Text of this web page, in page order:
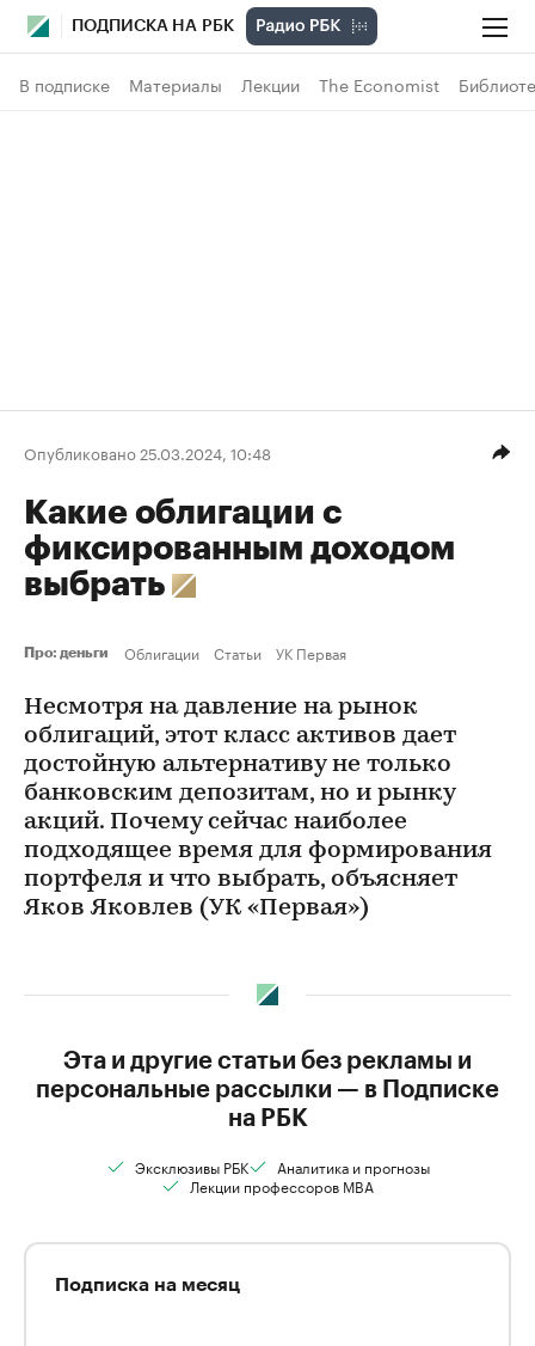
ПОДПИСКА НА РБК
В подписке Материалы Лекции The Economist
Опубликовано 25.03.2024, 10:48
Какие облигации с
фиксированным доходом
выбрать
Про: деньги Облигации Статьи УК Первая
Несмотря на давление на рынок
облигаций, этот класс активов дает
достойную альтернативу не только
банковским депозитам, но и рынку
акций. Почему сейчас наиболее
подходящее время для формирования
портфеля и что выбрать, объясняет
Яков Яковлев (УК «Первая»)
Эта и другие статьи без рекламы и
персональные рассылки — в Подписке
на РБК
Эксклюзивы РБК
Аналитика и прогнозы
Лекции профессоров MBA
Подписка на месяц